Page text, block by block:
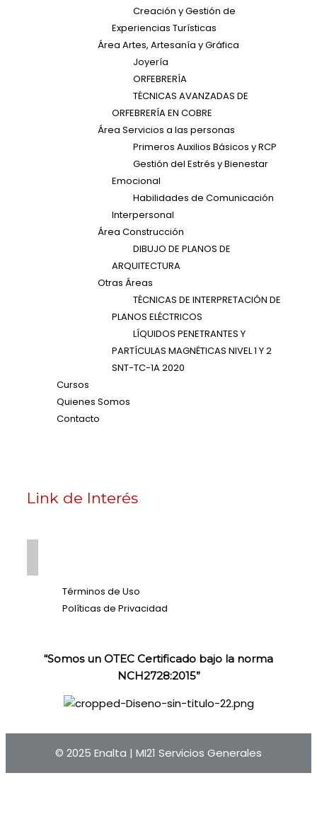
Creación y Gestión de
Experiencias Turísticas
Área Artes, Artesanía y Gráfica
Joyería
ORFEBRERÍA
TÉCNICAS AVANZADAS DE
ORFEBRERÍA EN COBRE
Área Servicios a las personas
Primeros Auxilios Básicos y RCP
Gestión del Estrés y Bienestar
Emocional
Habilidades de Comunicación
Interpersonal
Área Construcción
DIBUJO DE PLANOS DE
ARQUITECTURA
Otras Áreas
TÉCNICAS DE INTERPRETACIÓN DE
PLANOS ELÉCTRICOS
LÍQUIDOS PENETRANTES Y
PARTÍCULAS MAGNÉTICAS NIVEL 1 Y 2
SNT-TC-1A 2020
Cursos
Quienes Somos
Contacto
Link de Interés
Términos de Uso
Políticas de Privacidad
“Somos un OTEC Certificado bajo la norma
NCH2728:2015”
© 2025 Enalta | MI21 Servicios Generales